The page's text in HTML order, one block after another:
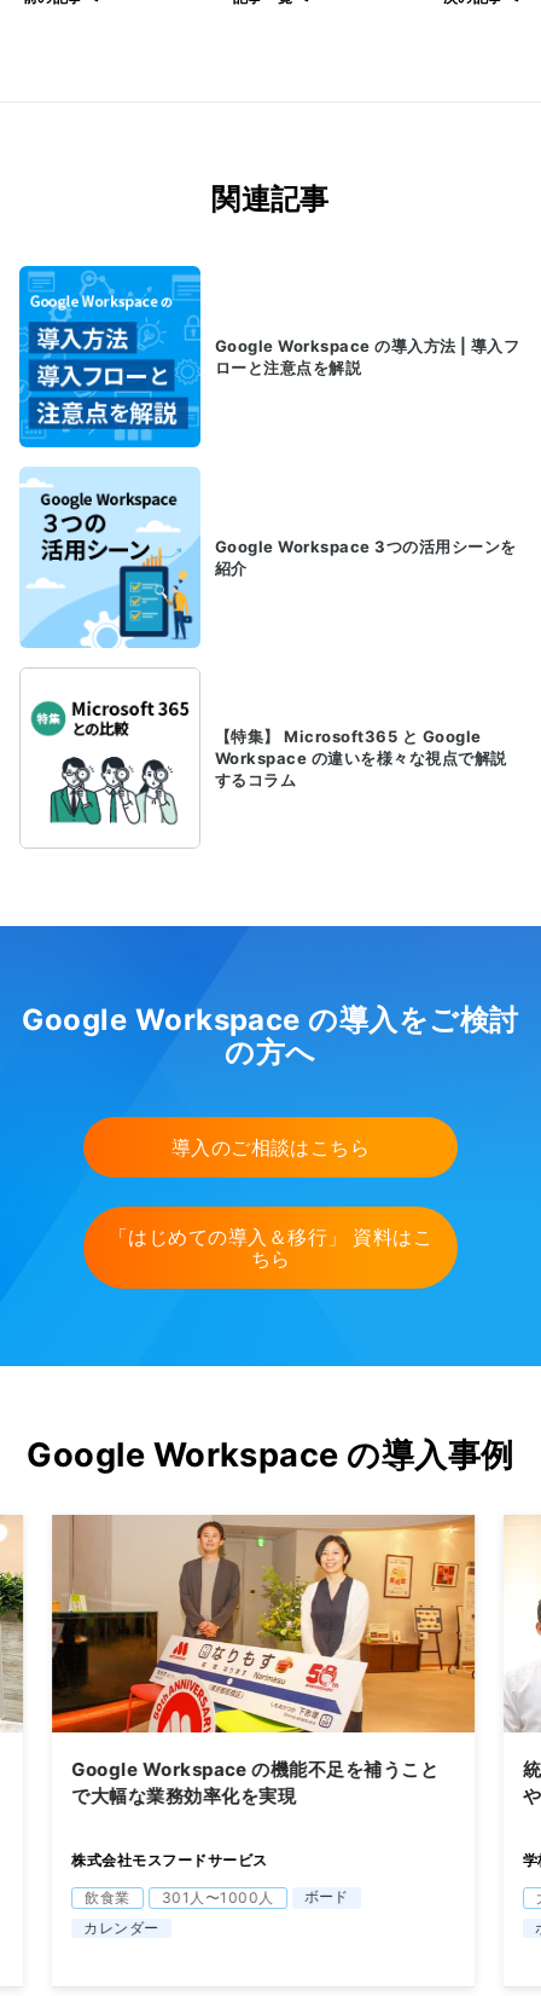
関連記事
Google Workspace の導入方法 | 導入フ
ローと注意点を解説
Google Workspace 3つの活用シーンを
紹介
【特集】 Microsoft365 と Google
Workspace の違いを様々な視点で解説
するコラム
Google Workspace の導入をご検討
の方へ
導入のご相談はこちら
「はじめての導入＆移行」 資料はこ
ちら
Google Workspace の導入事例
Google Workspace の機能不足を補うこと
で大幅な業務効率化を実現
株式会社モスフードサービス
飲食業 301人〜1000人
ボード
カレンダー
学